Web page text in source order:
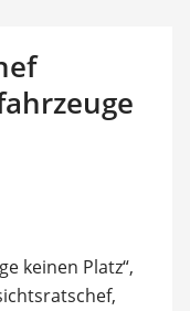
keinen Platz“,